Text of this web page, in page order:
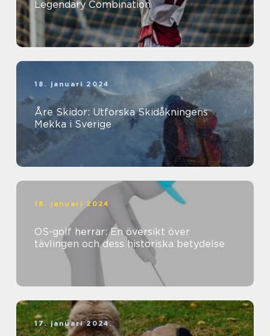
Legendary Combination
18. januari 2024
Åre Skidor: Utforska Skidåkningens
Mekka i Sverige
18. januari 2024
OS-golf herrar: En översikt över
tävlingen och dess historiska betydelse
17. januari 2024